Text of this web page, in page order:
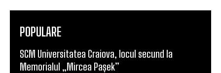
POPULARE
SCM Universitatea Craiova, locul secund la
Memorialul „Mircea Pașek”